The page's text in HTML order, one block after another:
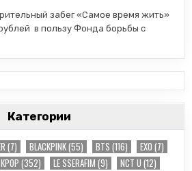
забег «Самое время жить»
в пользу Фонда борьбы с
Категории
(7) BLACKPINK(55) BTS (116) EXO (7)
KPOP (352) LE SSERAFIM (9) NCT U (12)